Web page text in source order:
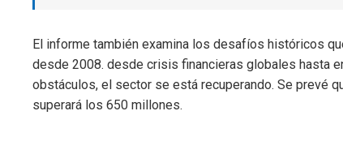
El informe también examina los desafíos históricos
desde 2008. desde crisis financieras globales hasta
obstáculos, el sector se está recuperando. Se prevé
superará los 650 millones.